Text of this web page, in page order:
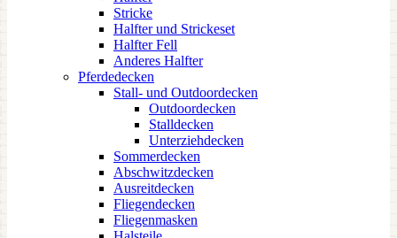
Stricke
Halfter und Strickeset
Halfter Fell
Anderes Halfter
Pferdedecken
Stall- und Outdoordecken
Outdoordecken
Stalldecken
Unterziehdecken
Sommerdecken
Abschwitzdecken
Ausreitdecken
Fliegendecken
Fliegenmasken